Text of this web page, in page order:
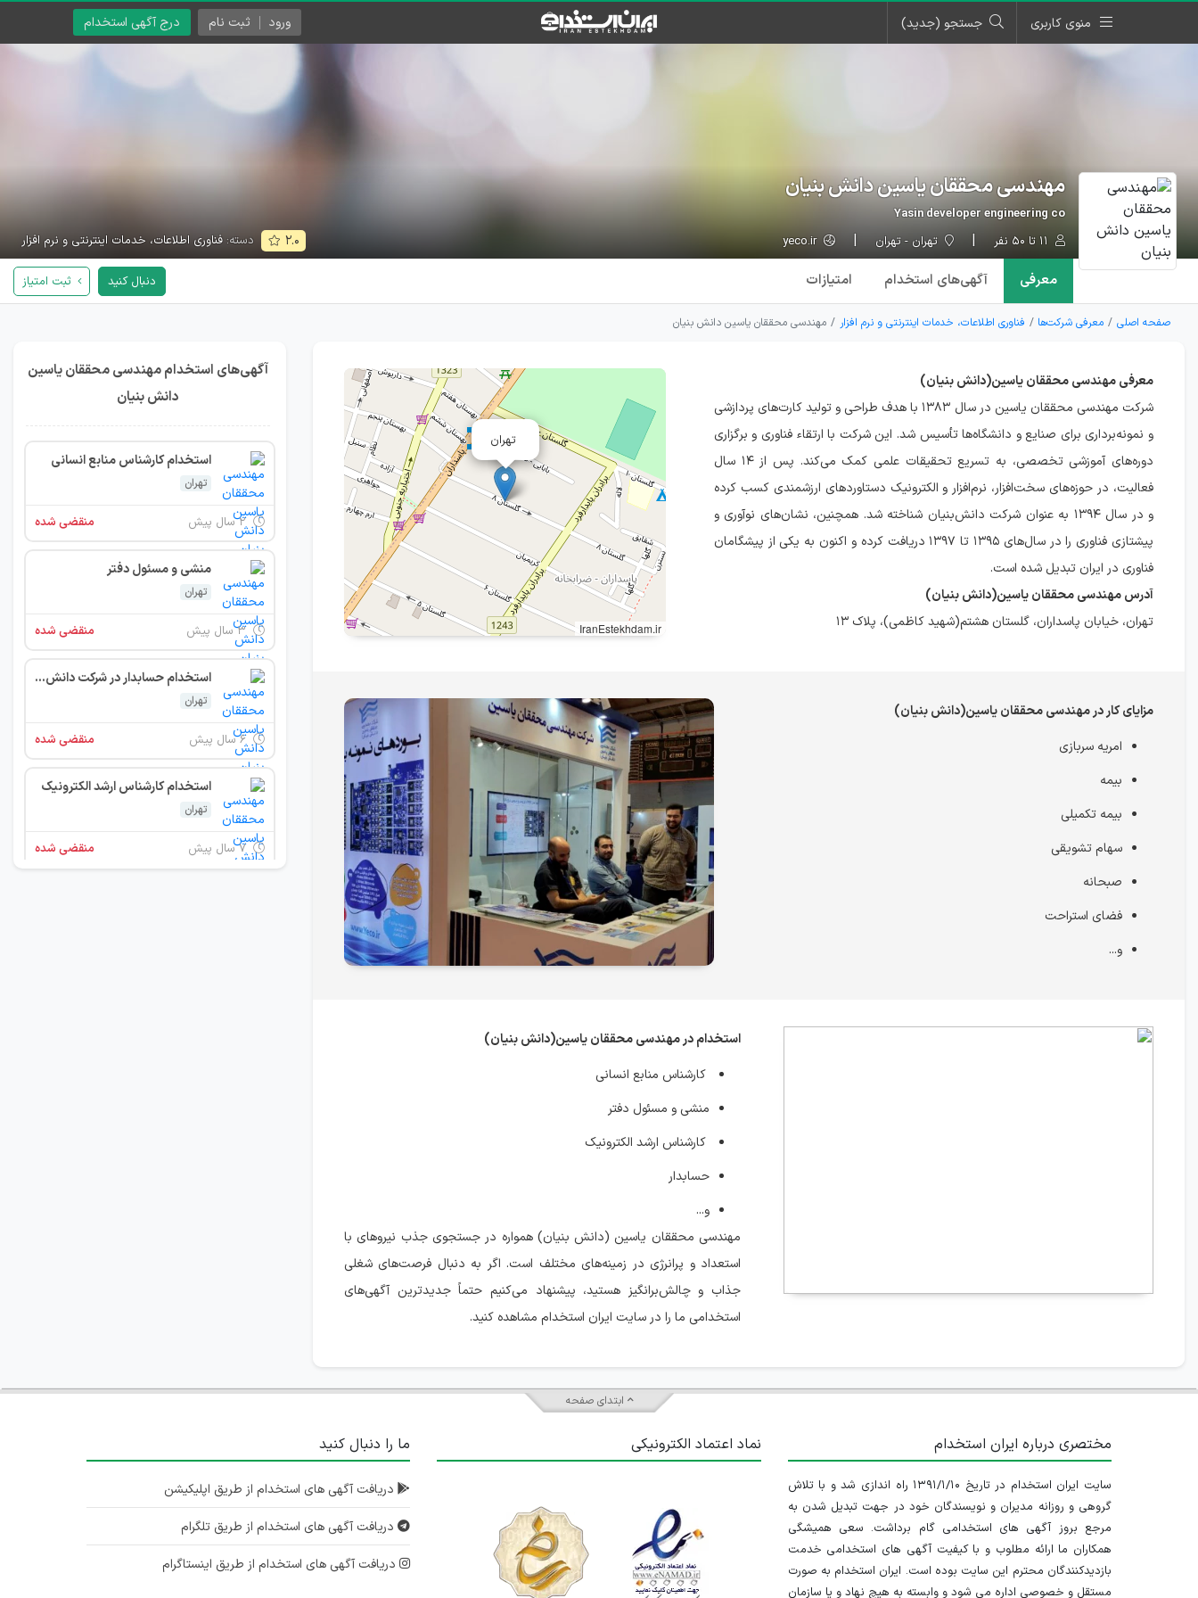
منوی کاربری جستجو (جدید) درج آگهی استخدام ورود ثبت نام
مهندسی محققان یاسین دانش بنیان
Yasin developer engineering co
تهران - تهران yeco.ir ۲.۰ دسته: فناوری اطلاعات، خدمات اینترنتی و نرم افزار
معرفی آگهی‌های استخدام امتیازات دنبال کنید ثبت امتیاز
صفحه اصلی معرفی شرکت‌ها فناوری اطلاعات، خدمات اینترنتی و نرم افزار مهندسی محققان یاسین دانش بنیان
معرفی مهندسی محققان یاسین(دانش بنیان)
شرکت مهندسی محققان یاسین در سال ۱۳۸۳ با هدف طراحی و تولید کارت‌های پردازشی
و نمونه‌برداری برای صنایع و دانشگاه‌ها تأسیس شد. این شرکت با ارتقاء فناوری و برگزاری
دوره‌های آموزشی تخصصی، به تسریع تحقیقات علمی کمک می‌کند. پس از ۱۴ سال
فعالیت، در حوزه‌های سخت‌افزار، نرم‌افزار و الکترونیک دستاوردهای ارزشمندی کسب کرده
و در سال ۱۳۹۴ به عنوان شرکت دانش‌بنیان شناخته شد. همچنین، نشان‌های نوآوری و
پیشتازی فناوری را در سال‌های ۱۳۹۵ تا ۱۳۹۷ دریافت کرده و اکنون به یکی از پیشگامان
فناوری در ایران تبدیل شده است.
آدرس مهندسی محققان یاسین(دانش بنیان)
تهران، خیابان پاسداران، گلستان هشتم(شهید کاظمی)، پلاک ۱۳
تهران
IranEstekhdam.ir
مزایای کار در مهندسی محققان یاسین(دانش بنیان)
امریه سربازی
بیمه
بیمه تکمیلی
سهام تشویقی
صبحانه
فضای استراحت
و...
استخدام در مهندسی محققان یاسین(دانش بنیان)
کارشناس منابع انسانی
منشی و مسئول دفتر
کارشناس ارشد الکترونیک
حسابدار
و...
مهندسی محققان یاسین (دانش بنیان) همواره در جستجوی جذب نیروهای با
استعداد و پرانرژی در زمینه‌های مختلف است. اگر به دنبال فرصت‌های شغلی
جذاب و چالش‌برانگیز هستید، پیشنهاد می‌کنیم حتماً جدیدترین آگهی‌های
استخدامی ما را در سایت ایران استخدام مشاهده کنید.
آگهی‌های استخدام مهندسی محققان یاسین
دانش بنیان
استخدام کارشناس منابع انسانی
تهران
۲ سال پیش منقضی شده
منشی و مسئول دفتر
تهران
۳ سال پیش منقضی شده
استخدام حسابدار در شرکت دانش بنیان
تهران
۶ سال پیش منقضی شده
استخدام کارشناس ارشد الکترونیک
تهران
۷ سال پیش منقضی شده
ابتدای صفحه
مختصری درباره ایران استخدام
سایت ایران استخدام در تاریخ ۱۳۹۱/۱/۱۰ راه اندازی شد و با تلاش
گروهی و روزانه مدیران و نویسندگان خود در جهت تبدیل شدن به
مرجع بروز آگهی های استخدامی گام برداشت. سعی همیشگی
همکاران ما ارائه مطلوب و با کیفیت آگهی های استخدامی خدمت
بازدیدکنندگان محترم این سایت بوده است. ایران استخدام به صورت
مستقل و خصوصی اداره می شود و وابسته به هیچ نهاد و یا سازمان
نماد اعتماد الکترونیکی ما را دنبال کنید
دریافت آگهی های استخدام از طریق اپلیکیشن
دریافت آگهی های استخدام از طریق تلگرام
دریافت آگهی های استخدام از طریق اینستاگرام